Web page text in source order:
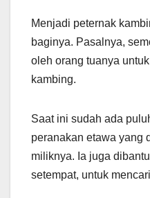
Menjadi peternak
baginya. Pasalnya,
oleh orang tuanya
kambing.
Saat ini sudah ada
peranakan etawa yang
miliknya. Ia juga
setempat, untuk